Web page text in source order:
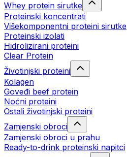
Whey protein sirutke
Proteinski koncentrati
Višekomponentni proteini sirutke
Proteinski izolati
Hidrolizirani proteini
Clear Protein
Životinjski proteini
Kolagen
Goveđi beef protein
Noćni proteini
Ostali životinjski proteini
Zamjenski obroci
Zamjenski obroci u prahu
Ready-to-drink proteinski napitci